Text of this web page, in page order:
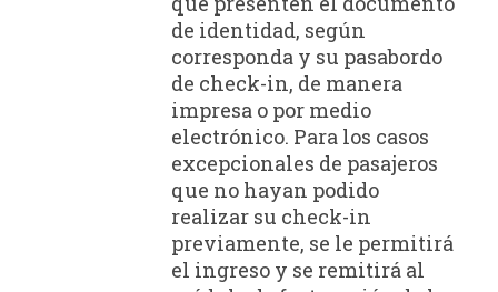
de identidad, según
corresponda y su pasabordo
de check-in, de manera
impresa o por medio
electrónico. Para los casos
excepcionales de pasajeros
que no hayan podido
realizar su check-in
previamente, se le permitirá
el ingreso y se remitirá al